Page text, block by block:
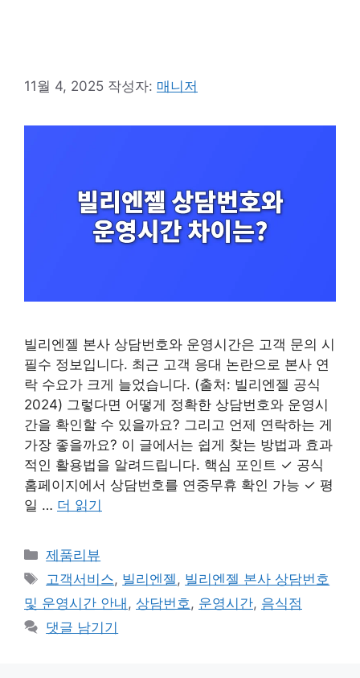
11월 4, 2025 작성자: 매니저
빌리엔젤 본사 상담번호와 운영시간은 고객 문의 시
필수 정보입니다. 최근 고객 응대 논란으로 본사 연
락 수요가 크게 늘었습니다. (출처: 빌리엔젤 공식
2024) 그렇다면 어떻게 정확한 상담번호와 운영시
간을 확인할 수 있을까요? 그리고 언제 연락하는 게
가장 좋을까요? 이 글에서는 쉽게 찾는 방법과 효과
적인 활용법을 알려드립니다. 핵심 포인트 ✓ 공식
홈페이지에서 상담번호를 연중무휴 확인 가능 ✓ 평
일 … 더 읽기
카
테
리
제품리뷰
태
그
고객서비스, 빌리엔젤 , 빌리엔젤 본사 상담번호
및 운영시간 안내 , 상담번호 , 운영시간, 음식점
댓글 남기기